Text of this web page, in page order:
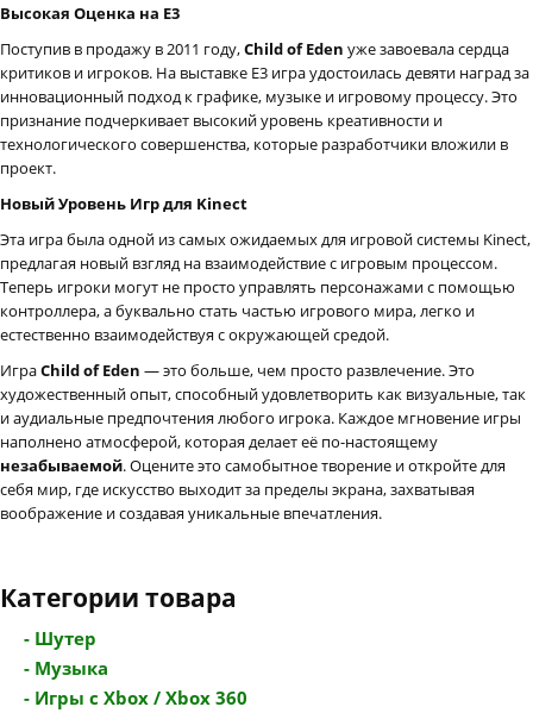
Высокая Оценка на E3
Поступив в продажу в 2011 году,Child of Eden уже завоевала сердца
критиков и игроков. На выставке E3 игра удостоилась девяти наград за
инновационный подход к графике, музыке и игровому процессу. Это
признание подчеркивает высокий уровень креативности и
технологического совершенства, которые разработчики вложили в
проект.
Новый Уровень Игр для Kinect
Эта игра была одной из самых ожидаемых для игровой системы Kinect,
предлагая новый взгляд на взаимодействие с игровым процессом.
Теперь игроки могут не просто управлять персонажами с помощью
контроллера, а буквально стать частью игрового мира, легко и
естественно взаимодействуя с окружающей средой.
ИграChild of Eden — это больше, чем просто развлечение. Это
художественный опыт, способный удовлетворить как визуальные, так
и аудиальные предпочтения любого игрока. Каждое мгновение игры
наполнено атмосферой, которая делает её по-настоящему
незабываемой. Оцените это самобытное творение и откройте для
себя мир, где искусство выходит за пределы экрана, захватывая
воображение и создавая уникальные впечатления.
Категории товара
- Шутер
- Музыка
- Игры с Xbox / Xbox 360